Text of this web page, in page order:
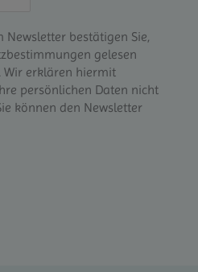
bestätigen Sie,
gelesen
Wir erklären hiermit
persönlichen Daten nicht
können den Newsletter